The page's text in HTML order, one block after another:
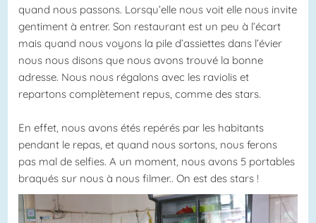
quand nous passons. Lorsqu’elle nous voit elle nous invite
gentiment à entrer. Son restaurant est un peu à l’écart
mais quand nous voyons la pile d’assiettes dans l’évier
nous nous disons que nous avons trouvé la bonne
adresse. Nous nous régalons avec les raviolis et
repartons complètement repus, comme des stars.
En effet, nous avons étés repérés par les habitants
pendant le repas, et quand nous sortons, nous ferons
pas mal de selfies. A un moment, nous avons 5 portables
braqués sur nous à nous filmer.. On est des stars !